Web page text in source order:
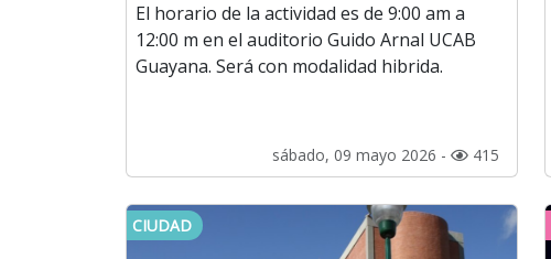
El horario de la actividad es de 9:00 am a
12:00 m en el auditorio Guido Arnal UCAB
Guayana. Será con modalidad hibrida.
sábado, 09 mayo 2026 - 415
CIUDAD